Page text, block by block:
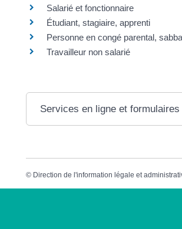
Salarié et fonctionnaire
Étudiant, stagiaire, apprenti
Personne en congé parental,
Travailleur non salarié
Services en ligne et formulaires
© Direction de l'information légale et